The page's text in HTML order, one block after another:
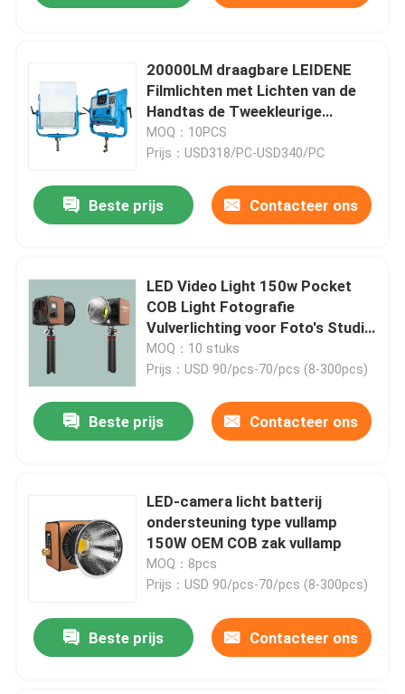
20000LM draagbare LEIDENE
Filmlichten met Lichten van de
Handtas de Tweekleurige
Openlucht Geleide
Videoproductie
MOQ：10PCS
Prijs：USD318/PC-USD340/PC
Beste prijs Contacteer ons
LED Video Light 150w Pocket
COB Light Fotografie
Vulverlichting voor Foto's Studio
Video Outdoor Shooting
MOQ：10 stuks
Prijs：USD 90/pcs-70/pcs (8-300pcs)
Beste prijs Contacteer ons
LED-camera licht batterij
ondersteuning type vullamp
150W OEM COB zak vullamp
MOQ：8pcs
Prijs：USD 90/pcs-70/pcs (8-300pcs)
Beste prijs Contacteer ons